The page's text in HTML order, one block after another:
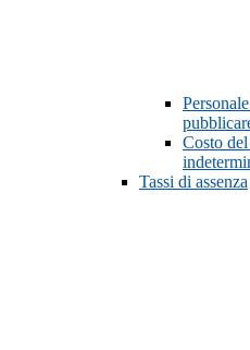
Costo
Tassi di assenza